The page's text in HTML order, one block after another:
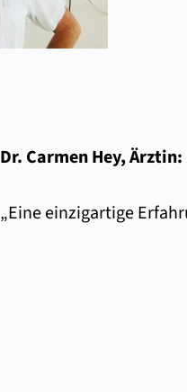
Dr. Carmen Hey, Ärztin:
„Eine einzigartige